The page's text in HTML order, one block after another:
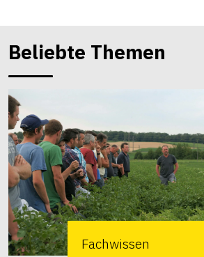
Beliebte Themen
Fachwissen